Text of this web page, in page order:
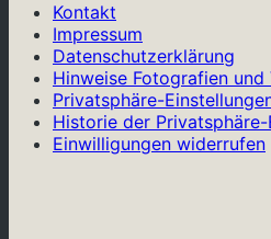
Kontakt
Impressum
Datenschutzerklärung
Hinweise Fotografien
Privatsphäre-
Historie der
Einwilligungen widerrufen